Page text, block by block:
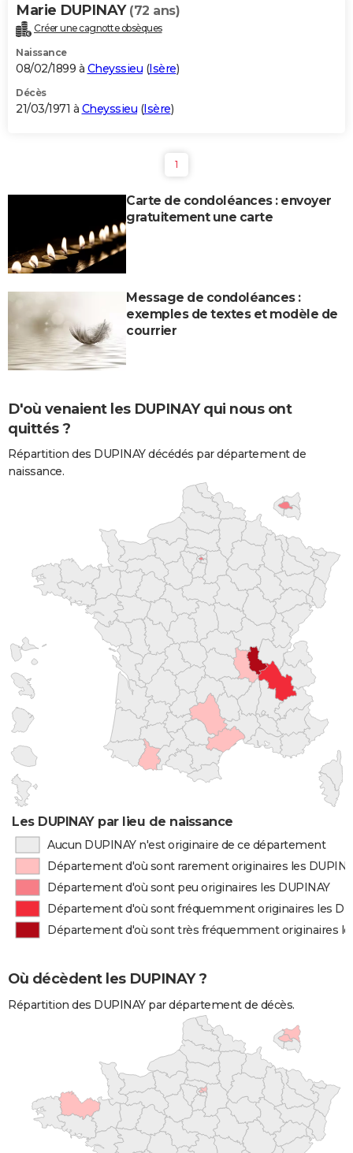
Marie DUPINAY (72 ans)
Créer une cagnotte obsèques
Naissance
08/02/1899 à Cheyssieu (Isère)
Décès
21/03/1971 à Cheyssieu (Isère)
1
Carte de condoléances : envoyer
gratuitement une carte
Message de condoléances :
exemples de textes et modèle de
courrier
D'où venaient les DUPINAY qui nous ont
quittés ?
Répartition des DUPINAY décédés par département de
naissance.
Les DUPINAY par lieu de naissance
Aucun DUPINAY n'est originaire de ce département
Département d'où sont rarement originaires les
Département d'où sont peu originaires les DUPINAY
Département d'où sont fréquemment originaires les
Département d'où sont très fréquemment originaires
Où décèdent les DUPINAY ?
Répartition des DUPINAY par département de décès.